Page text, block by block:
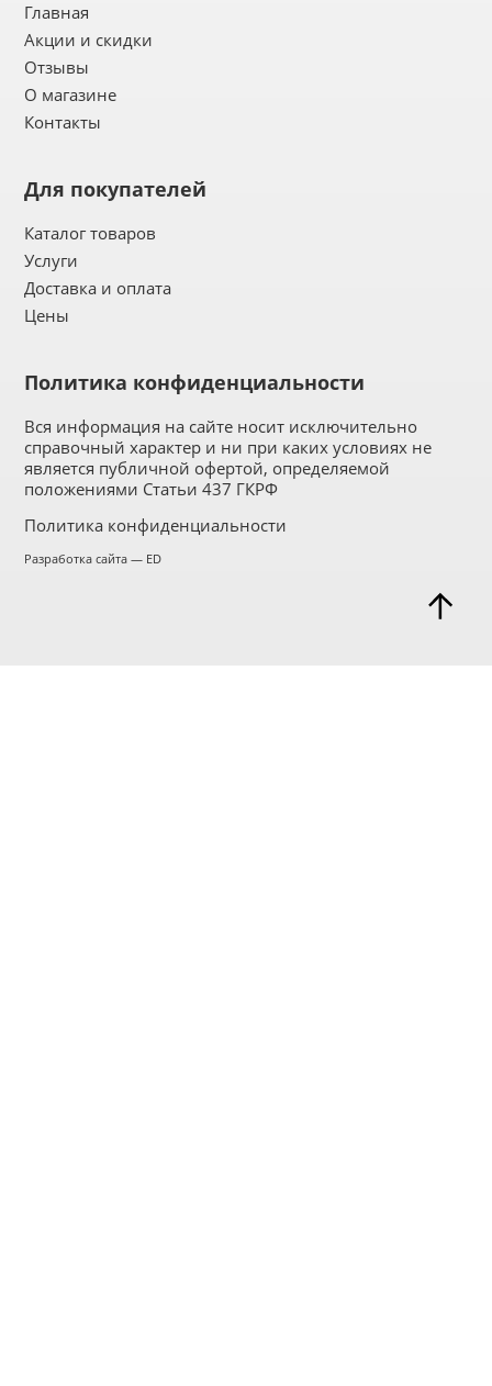
Главная
Акции и скидки
Отзывы
О магазине
Контакты
Для покупателей
Каталог товаров
Услуги
Доставка и оплата
Цены
Политика конфиденциальности
Вся информация на сайте носит исключительно
справочный характер и ни при каких условиях не
является публичной офертой, определяемой
положениями Статьи 437 ГКРФ
Политика конфиденциальности
Разработка сайта — ED